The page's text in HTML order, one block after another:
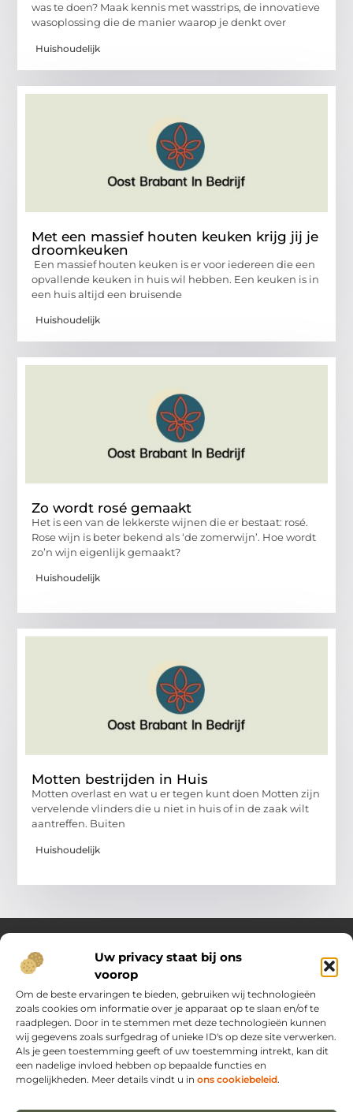
Uw privacy staat bij ons
voorop
Om de beste ervaringen te bieden, gebruiken wij technologieën
zoals cookies om informatie over je apparaat op te slaan en/of te
raadplegen. Door in te stemmen met deze technologieën kunnen
wij gegevens zoals surfgedrag of unieke ID's op deze site verwerken.
Als je geen toestemming geeft of uw toestemming intrekt, kan dit
een nadelige invloed hebben op bepaalde functies en
mogelijkheden. Meer details vindt u in ons cookiebeleid.
was te doen? Maak kennis met wasstrips, de innovatieve
wasoplossing die de manier waarop je denkt over
Huishoudelijk
Met een massief houten keuken krijg jij je
droomkeuken
Een massief houten keuken is er voor iedereen die een
opvallende keuken in huis wil hebben. Een keuken is in
een huis altijd een bruisende
Huishoudelijk
Zo wordt rosé gemaakt
Het is een van de lekkerste wijnen die er bestaat: rosé.
Rose wijn is beter bekend als ‘de zomerwijn’. Hoe wordt
zo’n wijn eigenlijk gemaakt?
Huishoudelijk
Motten bestrijden in Huis
Motten overlast en wat u er tegen kunt doen Motten zijn
vervelende vlinders die u niet in huis of in de zaak wilt
aantreffen. Buiten
Huishoudelijk
Over Oost Brabant in Bedrijf.nl
Dé plek voor kennis, inspiratie en praktische inzichten.
Ontdek een veelzijdig aanbod aan artikelen en blogs die je
ondersteunen in het dagelijks leven en ondernemerschap –
van handige tips tot vernieuwende perspectieven.
Main Links